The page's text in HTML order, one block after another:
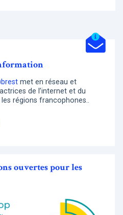
met en réseau et
de l’internet et du
régions francophones..
ouvertes pour les